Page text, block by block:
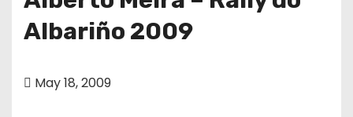
Albariño 2009
May 18, 2009